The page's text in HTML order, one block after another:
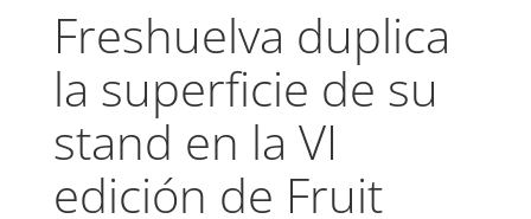
Freshuelva duplica
la superficie de su
stand en la VI
edición de Fruit